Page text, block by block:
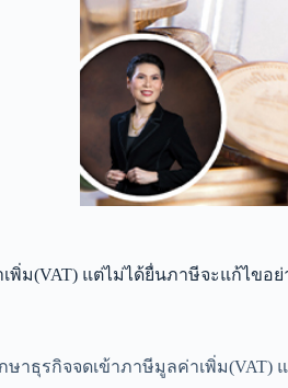
ม(VAT) แต่ไม่ได้ยื่นภาษีจะแก้ไขอย่
าธุรกิจจดเข้าภาษีมูลค่าเพิ่ม(VAT)